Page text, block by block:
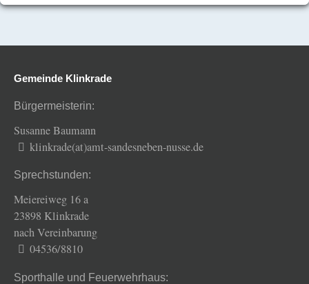
Gemeinde Klinkrade
Bürgermeisterin:
Susanne Baumann
klinkrade(at)amt-sandesneben-nusse.de
Sprechstunden:
Meiereiweg 16 a
23898 Klinkrade
nach Vereinbarung
04536/8810
Sporthalle und Feuerwehrhaus: